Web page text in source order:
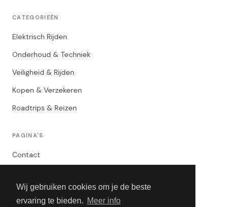
Wij gebruiken cookies om je de beste
ervaring te bieden. Meer info
CATEGORIEËN
Elektrisch Rijden
Onderhoud & Techniek
Veiligheid & Rijden
Kopen & Verzekeren
Roadtrips & Reizen
PAGINA'S
Contact
Algemene Voorwaarden